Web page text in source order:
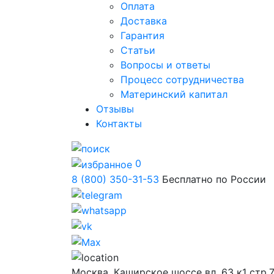
Оплата
Доставка
Гарантия
Статьи
Вопросы и ответы
Процесс сотрудничества
Материнский капитал
Отзывы
Контакты
0
8 (800) 350-31-53 Бесплатно по России